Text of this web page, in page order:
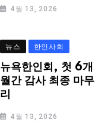
4월 13, 2026
뉴스 한인사회
뉴욕한인회, 첫 6개
월간 감사 최종 마무
리
4월 13, 2026